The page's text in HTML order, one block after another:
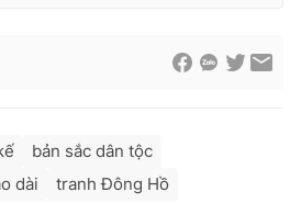
bản sắc dân tộc
dài tranh Đông Hồ